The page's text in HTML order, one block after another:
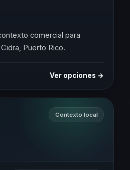
comercial para
Puerto Rico.
Ver opciones →
Contexto local